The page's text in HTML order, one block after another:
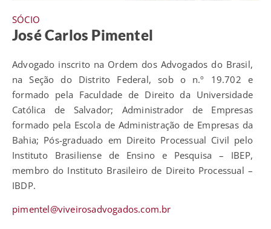
SÓCIO
José Carlos Pimentel
Advogado inscrito na Ordem dos Advogados do Brasil,
na Seção do Distrito Federal, sob o n.º 19.702 e
formado pela Faculdade de Direito da Universidade
Católica de Salvador; Administrador de Empresas
formado pela Escola de Administração de Empresas da
Bahia; Pós-graduado em Direito Processual Civil pelo
Instituto Brasiliense de Ensino e Pesquisa – IBEP,
membro do Instituto Brasileiro de Direito Processual –
IBDP.
pimentel@viveirosadvogados.com.br